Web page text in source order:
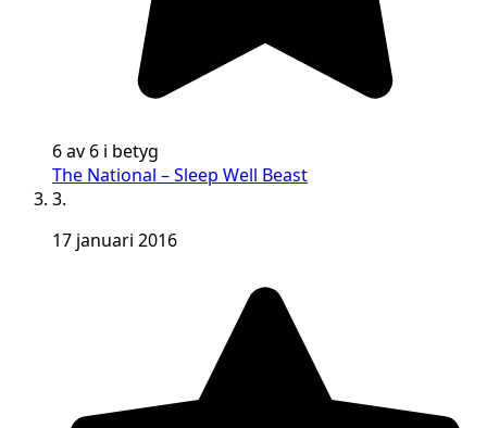
6 av 6 i betyg
The National – Sleep Well Beast
3.
17 januari 2016